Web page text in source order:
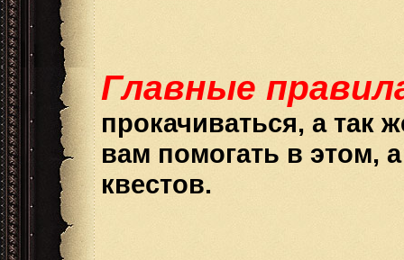
Главные
прокачиваться, а так
вам помогать в этом,
квестов.